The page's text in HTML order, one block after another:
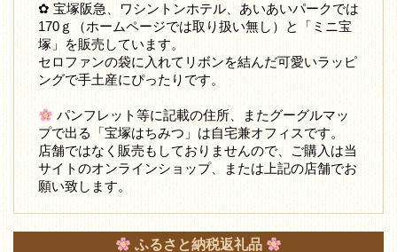
✿ 宝塚阪急、ワシントンホテル、あいあいパークでは
170ｇ（ホームページでは取り扱い無し）と「ミニ宝
塚」を販売しています。
セロファンの袋に入れてリボンを結んだ可愛いラッピ
ングで手土産にぴったりです。
パンフレット等に記載の住所、またグーグルマッ
プで出る「宝塚はちみつ」は自宅兼オフィスです。
店舗ではなく販売もしておりませんので、ご購入は当
サイトのオンラインショップ、または上記の店舗でお
願い致します。
ふるさと納税返礼品